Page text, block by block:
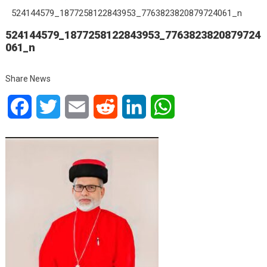
524144579_1877258122843953_7763823820879724061_n
524144579_1877258122843953_7763823820879724
061_n
Share News
FacebookTwitter Email Reddit LinkedIn